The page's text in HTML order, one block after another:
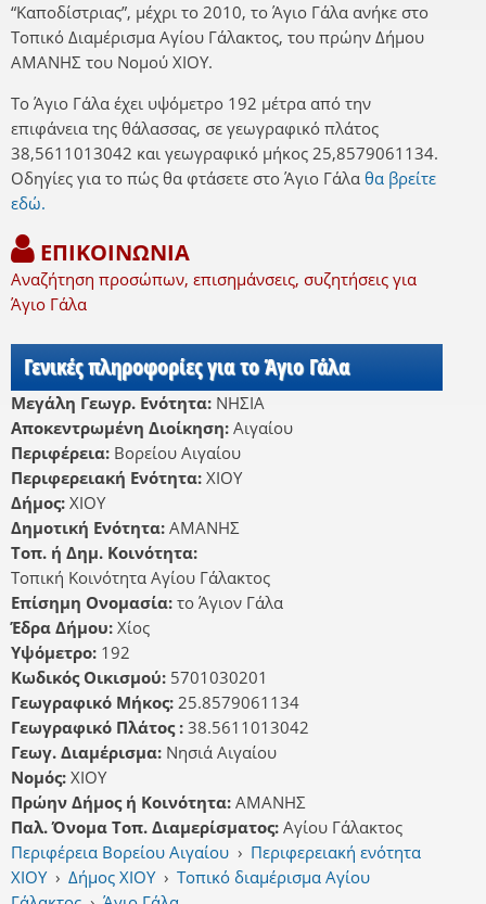
“Καποδίστριας”, μέχρι το 2010, το Άγιο Γάλα ανήκε στο
Τοπικό Διαμέρισμα Αγίου Γάλακτος, του πρώην Δήμου
ΑΜΑΝΗΣ του Νομού ΧΙΟΥ.
Το Άγιο Γάλα έχει υψόμετρο 192 μέτρα από την
επιφάνεια της θάλασσας, σε γεωγραφικό πλάτος
38,5611013042 και γεωγραφικό μήκος 25,8579061134.
Οδηγίες για το πώς θα φτάσετε στο Άγιο Γάλα θα βρείτε
εδώ.
ΕΠΙΚΟΙΝΩΝΙΑ
Αναζήτηση προσώπων, επισημάνσεις, συζητήσεις για
Άγιο Γάλα
Γενικές πληροφορίες για το Άγιο Γάλα
Μεγάλη Γεωγρ. Ενότητα: ΝΗΣΙΑ
Αποκεντρωμένη Διοίκηση: Αιγαίου
Περιφέρεια: Βορείου Αιγαίου
Περιφερειακή Ενότητα: ΧΙΟΥ
Δήμος: ΧΙΟΥ
Δημοτική Ενότητα: ΑΜΑΝΗΣ
Τοπ. ή Δημ. Κοινότητα:
Τοπική Κοινότητα Αγίου Γάλακτος
Επίσημη Ονομασία: το Άγιον Γάλα
Έδρα Δήμου: Χίος
Υψόμετρο: 192
Κωδικός Οικισμού: 5701030201
Γεωγραφικό Μήκος: 25.8579061134
Γεωγραφικό Πλάτος : 38.5611013042
Γεωγ. Διαμέρισμα: Νησιά Αιγαίου
Νομός: ΧΙΟΥ
Πρώην Δήμος ή Κοινότητα: ΑΜΑΝΗΣ
Παλ. Όνομα Τοπ. Διαμερίσματος: Αγίου Γάλακτος
Περιφέρεια Βορείου Αιγαίου › Περιφερειακή ενότητα
ΧΙΟΥ › Δήμος ΧΙΟΥ › Τοπικό διαμέρισμα Αγίου